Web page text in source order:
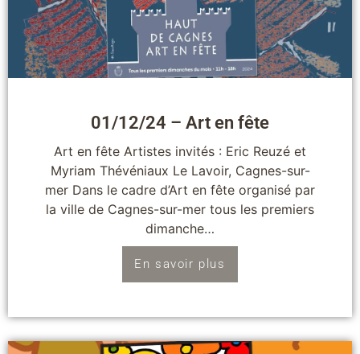
01/12/24 – Art en fête
Art en fête Artistes invités : Eric Reuzé et
Myriam Thévéniaux Le Lavoir, Cagnes-sur-
mer Dans le cadre d’Art en fête organisé par
la ville de Cagnes-sur-mer tous les premiers
dimanche…
En savoir plus